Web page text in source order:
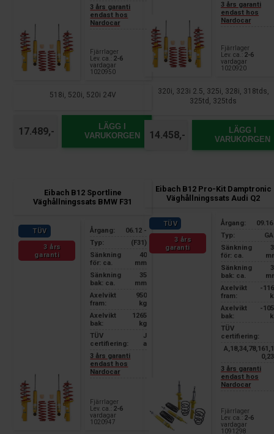
3 års garanti
endast hos
Nardocar
Fjärrlager
Lev. ca.: 2-6
vardagar
1020950
518i, 520i, 520i 24V
17.489,-
LÄGG I
VARUKORGEN
3 års garanti
endast hos
Nardocar
Fjärrlager
Lev. ca.: 2-6
vardagar
1020920
320i, 323i 2.5, 325i, 328i, 318tds,
325td, 325tds
14.458,-
LÄGG I
VARUKORGEN
Eibach B12 Sportline
Väghållningssats BMW F31
TÜV
3 års
garanti
Årgang:
06.12 -
Typ:
(F31)
Sänkning
för: ca.
40
mm
Sänkning
bak: ca.
35
mm
Axelvikt
fram:
950
kg
Axelvikt
bak:
1265
kg
TÜV
certifiering:
J
a
3 års garanti
endast hos
Nardocar
Fjärrlager
Lev. ca.: 2-6
vardagar
1020947
Eibach B12 Pro-Kit Damptronic
Väghållningssats Audi Q2
TÜV
3 års
garanti
Årgang:
Typ:
Sänkning
för: ca.
Sänkning
bak: ca.
Axelvikt
fram:
-
Axelvikt
bak:
-
TÜV
certifiering:
3 års garanti
endast hos
Nardocar
Fjärrlager
Lev. ca.: 2-6
vardagar
1091298